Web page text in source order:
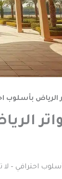
بأسلوب
احترافي –